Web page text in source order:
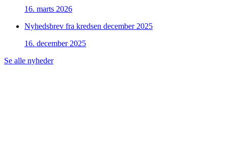
16. marts 2026
Nyhedsbrev fra kredsen december 2025
16. december 2025
Se alle nyheder